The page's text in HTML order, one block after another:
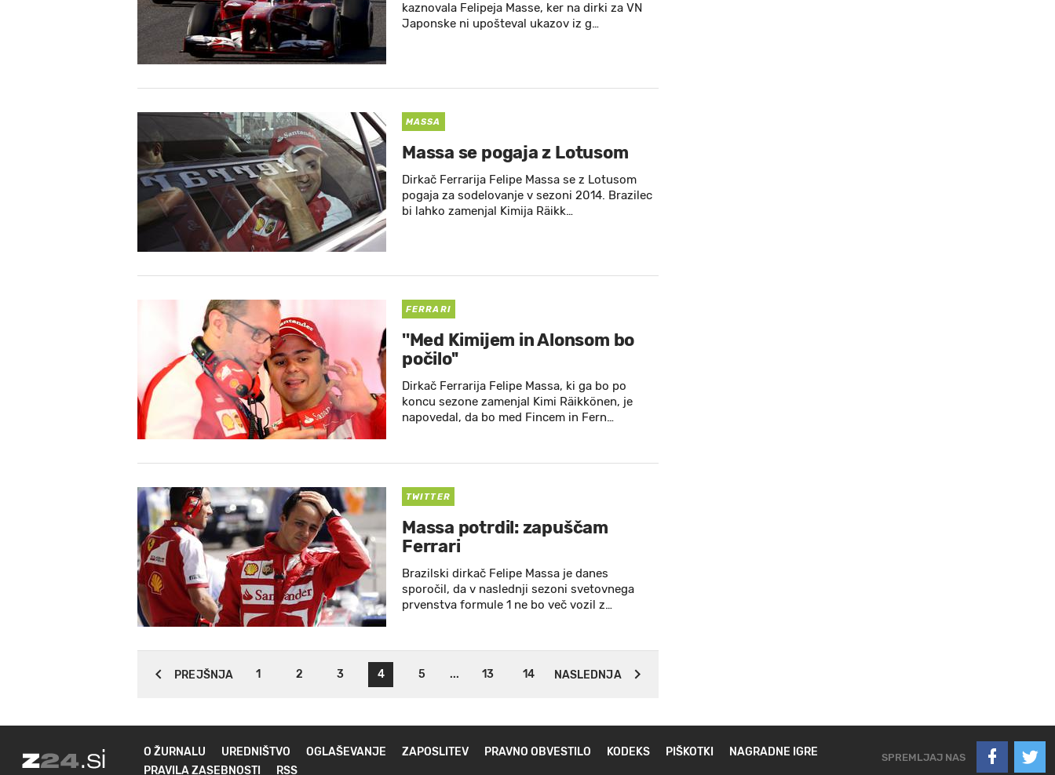
kaznovala Felipeja Masse, ker na dirki za VN
Japonske ni upošteval ukazov iz g…
MASSA
Massa se pogaja z Lotusom
Dirkač Ferrarija Felipe Massa se z Lotusom
pogaja za sodelovanje v sezoni 2014. Brazilec
bi lahko zamenjal Kimija Räikk…
FERRARI
''Med Kimijem in Alonsom bo
počilo''
Dirkač Ferrarija Felipe Massa, ki ga bo po
koncu sezone zamenjal Kimi Räikkönen, je
napovedal, da bo med Fincem in Fern…
TWITTER
Massa potrdil: zapuščam
Ferrari
Brazilski dirkač Felipe Massa je danes
sporočil, da v naslednji sezoni svetovnega
prvenstva formule 1 ne bo več vozil z…
PREJŠNJA 1 2 3 4 5 ... 13 14 NASLEDNJA
O ŽURNALU UREDNIŠTVO OGLAŠEVANJE ZAPOSLITEV PRAVNO OBVESTILO KODEKS PIŠKOTKI
NAGRADNE IGRE
PRAVILA ZASEBNOSTI
RSS
SPREMLJAJ NAS